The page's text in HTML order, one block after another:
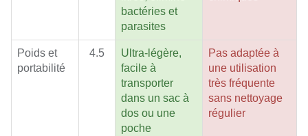
bactéries et
parasites
Poids et
portabilité
4.5
Ultra-légère,
facile à
transporter
dans un sac à
dos ou une
poche
Pas adaptée à
une utilisation
très fréquente
sans nettoyage
régulier